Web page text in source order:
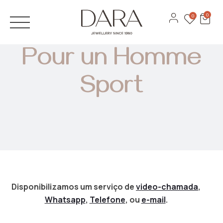
JÓIAS
Anéis
Brincos
Colares
ANÉIS DE NOIVADO
ALIANÇAS
DESIGN 3D
Lecarre
Contactos
0
0
Pour un Homme
Sport
Disponibilizamos um serviço devideo-chamada,
Whatsapp, Telefone, ou e-mail.